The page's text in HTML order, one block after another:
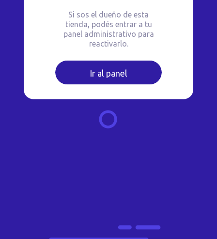
Si sos el dueño de esta
tienda, podés entrar a tu
panel administrativo para
reactivarlo.
Ir al panel